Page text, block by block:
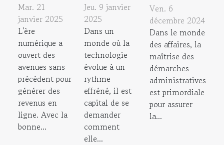
Mar. 21
janvier 2025
L'ère
numérique a
ouvert des
avenues sans
précédent pour
générer des
revenus en
ligne. Avec la
bonne...
Jeu. 9 janvier
2025
Dans un
monde où la
technologie
évolue à un
rythme
effréné, il est
capital de se
demander
comment
elle...
Ven. 6
décembre 2024
Dans le monde
des affaires, la
maîtrise des
démarches
administratives
est primordiale
pour assurer
la...